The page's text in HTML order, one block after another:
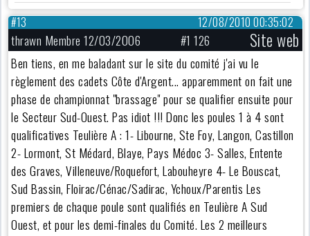
12/08/2010 00:35:02
#13
thrawn Membre 12/03/2006 #1 126 Site web
Ben tiens, en me baladant sur le site du comité j'ai vu le
règlement des cadets Côte d'Argent... apparemment on fait une
phase de championnat "brassage" pour se qualifier ensuite pour
le Secteur Sud-Ouest. Pas idiot !!! Donc les poules 1 à 4 sont
qualificatives Teulière A : 1- Libourne, Ste Foy, Langon, Castillon
2- Lormont, St Médard, Blaye, Pays Médoc 3- Salles, Entente
des Graves, Villeneuve/Roquefort, Labouheyre 4- Le Bouscat,
Sud Bassin, Floirac/Cénac/Sadirac, Ychoux/Parentis Les
premiers de chaque poule sont qualifiés en Teulière A Sud
Ouest, et pour les demi-finales du Comité. Les 2 meilleurs